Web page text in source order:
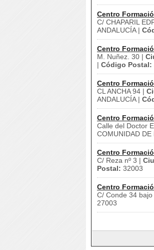
Centro
C/ CHAPARIL
ANDALUCÍA |
Centro
M. Nuñez. 30 |
| Código Postal:
Centro
CL ANCHA 94 |
ANDALUCÍA |
Centro
Calle del Doctor
COMUNIDAD DE
Centro
C/ Reza nº 3 |
Postal: 32003
Centro
C/ Conde 34 bajo
27003